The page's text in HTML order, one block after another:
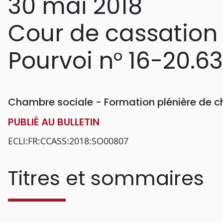
Cour de cassation
Pourvoi n° 16-
Chambre sociale - Formation plénière de
PUBLIÉ AU BULLETIN
ECLI:FR:CCASS:2018:SO00807
Titres et sommaires